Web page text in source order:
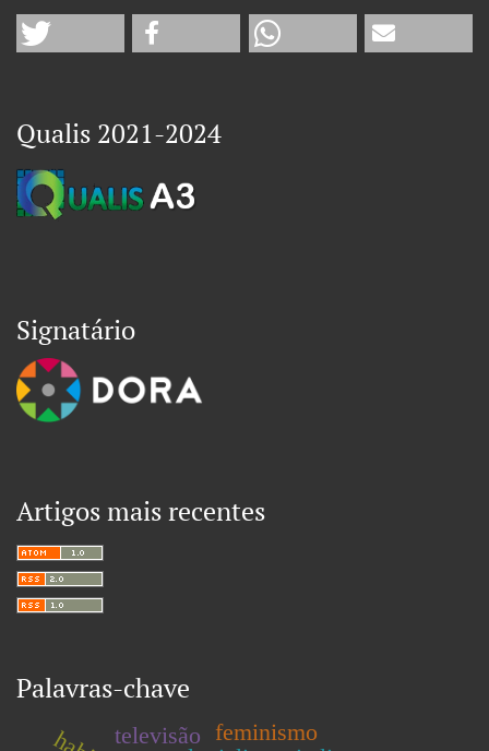
Qualis 2021-2024
Signatário
Artigos mais recentes
Palavras-chave
televisão feminismo